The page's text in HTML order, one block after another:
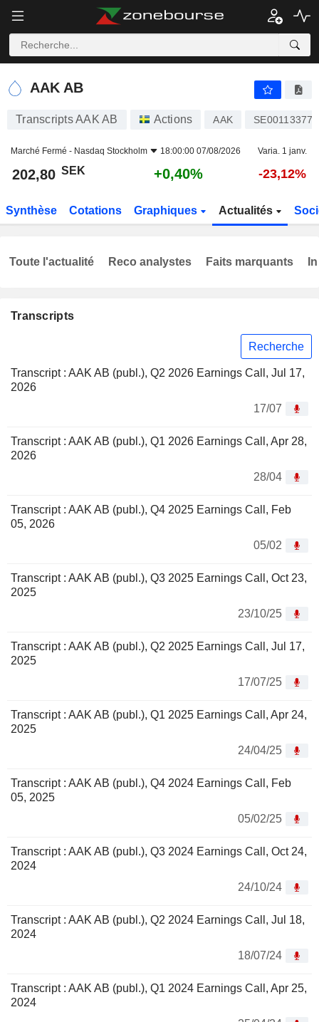
AAK AB
AAK AB
Transcripts AAK AB Actions AAK
Marché Fermé - Nasdaq Stockholm 18:00:00 07/08/2026 Varia. 1 janv.
202,80 SEK +0,40% -23,12%
Synthèse Cotations Graphiques Actualités
Transcripts
Recherche
Transcript : AAK AB (publ.), Q2 2026 Earnings Call, Jul 17,
2026
17/07
Transcript : AAK AB (publ.), Q1 2026 Earnings Call, Apr 28,
2026
28/04
Transcript : AAK AB (publ.), Q4 2025 Earnings Call, Feb
05, 2026
05/02
Transcript : AAK AB (publ.), Q3 2025 Earnings Call, Oct 23,
2025
23/10/25
Transcript : AAK AB (publ.), Q2 2025 Earnings Call, Jul 17,
2025
17/07/25
Transcript : AAK AB (publ.), Q1 2025 Earnings Call, Apr 24,
2025
24/04/25
Transcript : AAK AB (publ.), Q4 2024 Earnings Call, Feb
05, 2025
05/02/25
Transcript : AAK AB (publ.), Q3 2024 Earnings Call, Oct 24,
2024
24/10/24
Transcript : AAK AB (publ.), Q2 2024 Earnings Call, Jul 18,
2024
18/07/24
Transcript : AAK AB (publ.), Q1 2024 Earnings Call, Apr 25,
2024
Toute l'actualité Reco analystes Faits marquants